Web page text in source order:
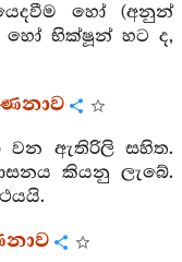
හෝ (අනුන්
හෝ භික්ෂූන් හට ද,
වන ඇතිරිලි සහිත.
කියනු ලැබේ.